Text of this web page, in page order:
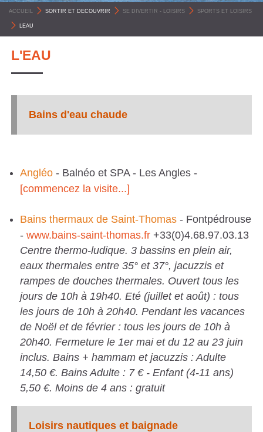
C
O
M
N
S
Y
N
N
ACCUEIL SORTIR ET DECOUVRIR SE DIVERTIR - LOISIRS SPORTS ET LOISIRS
LEAU
L'EAU
Bains d'eau chaude
Angléo- Balnéo et SPA - Les Angles -
[commencez la visite...]
Bains thermaux de Saint-Thomas- Fontpédrouse
- www.bains-saint-thomas.fr+33(0)4.68.97.03.13
Centre thermo-ludique. 3 bassins en plein air,
eaux thermales entre 35° et 37°, jacuzzis et
rampes de douches thermales. Ouvert tous les
jours de 10h à 19h40. Eté (juillet et août) : tous
les jours de 10h à 20h40. Pendant les vacances
de Noël et de février : tous les jours de 10h à
20h40. Fermeture le 1er mai et du 12 au 23 juin
inclus. Bains + hammam et jacuzzis : Adulte
14,50 €. Bains Adulte : 7 € - Enfant (4-11 ans)
5,50 €. Moins de 4 ans : gratuit
Loisirs nautiques et baignade